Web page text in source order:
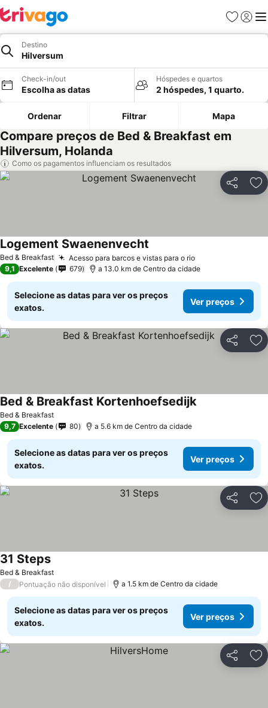
Favoritos
Iniciar
Destino
Hilversum
Check-in/out
Escolha as datas
Hóspedes e quartos
2 hóspedes, 1 quarto.
Ordenar Filtrar Mapa
Compare preços de Bed & Breakfast em
Hilversum, Holanda
Como os pagamentos influenciam os resultados
Partilhar
Bed & Breakfast Acesso para barcos e vistas para o rio
Logement Swaenenvecht
9,1 Excelente 679 a 13.0 km de Centro da cidade
Selecione as datas para ver os preços
exatos.
Ver preços
Partilhar
Bed & Breakfast
Bed & Breakfast Kortenhoefsedijk
9,7 Excelente 80 a 5.6 km de Centro da cidade
Selecione as datas para ver os preços
exatos.
Ver preços
Partilhar
Bed & Breakfast
31 Steps
/ Pontuação não disponível a 1.5 km de Centro da cidade
Selecione as datas para ver os preços
exatos.
Ver preços
Partilhar